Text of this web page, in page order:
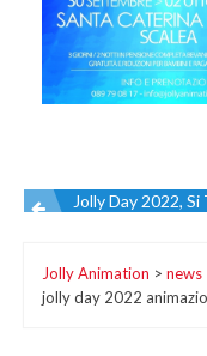
articoli
Jolly Day 2022,
Jolly Animation > news
jolly day 2022